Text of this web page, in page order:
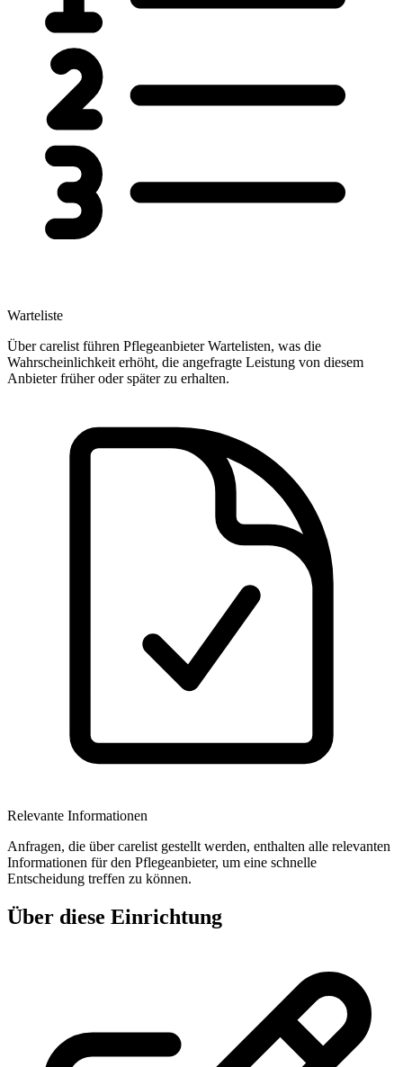
Warteliste
Über carelist führen Pflegeanbieter Wartelisten, was die
Wahrscheinlichkeit erhöht, die angefragte Leistung von diesem
Anbieter früher oder später zu erhalten.
Relevante Informationen
Anfragen, die über carelist gestellt werden, enthalten alle relevanten
Informationen für den Pflegeanbieter, um eine schnelle
Entscheidung treffen zu können.
Über diese Einrichtung